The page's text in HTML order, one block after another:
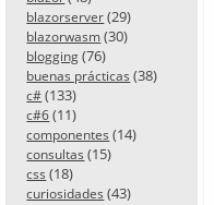
blazorserver (29)
blazorwasm (30)
blogging (76)
buenas prácticas (38)
c# (133)
c#6 (11)
componentes (14)
consultas (15)
css (18)
curiosidades (43)